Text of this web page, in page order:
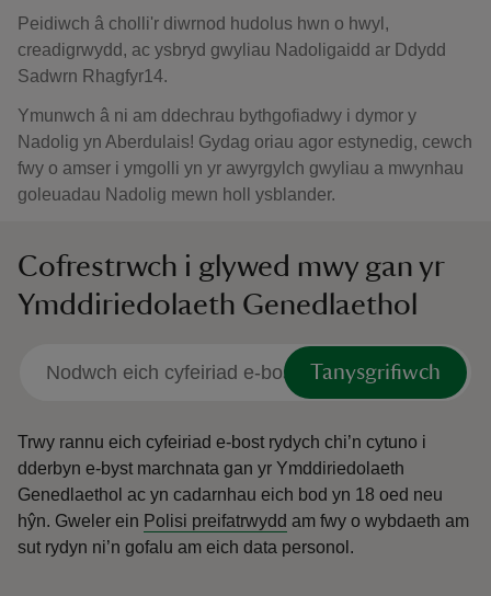
Peidiwch â cholli'r diwrnod hudolus hwn o hwyl,
creadigrwydd, ac ysbryd gwyliau Nadoligaidd ar Ddydd
Sadwrn Rhagfyr14.
Ymunwch â ni am ddechrau bythgofiadwy i dymor y
Nadolig yn Aberdulais! Gydag oriau agor estynedig, cewch
fwy o amser i ymgolli yn yr awyrgylch gwyliau a mwynhau
goleuadau Nadolig mewn holl ysblander.
Cofrestrwch i glywed mwy gan yr
Ymddiriedolaeth Genedlaethol
Tanysgrifiwch
Trwy rannu eich cyfeiriad e-bost rydych chi’n cytuno i
dderbyn e-byst marchnata gan yr Ymddiriedolaeth
Genedlaethol ac yn cadarnhau eich bod yn 18 oed neu
hŷn. Gweler ein Polisi preifatrwydd am fwy o wybdaeth am
sut rydyn ni’n gofalu am eich data personol.